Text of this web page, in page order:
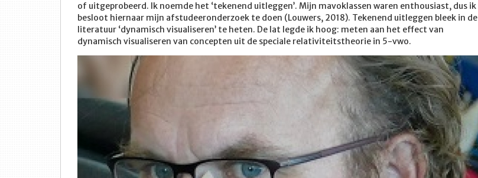
of uitgeprobeerd. Ik noemde het ‘tekenend uitleggen’. Mijn mavoklassen waren enthousiast, dus ik
besloot hiernaar mijn afstudeeronderzoek te doen (Louwers, 2018). Tekenend uitleggen bleek in de
literatuur ‘dynamisch visualiseren’ te heten. De lat legde ik hoog: meten aan het effect van
dynamisch visualiseren van concepten uit de speciale relativiteitstheorie in 5-vwo.